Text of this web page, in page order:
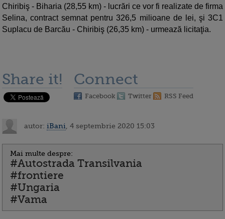
Chiribiş - Biharia (28,55 km) - lucrări ce vor fi realizate de firma
Selina, contract semnat pentru 326,5 milioane de lei, şi 3C1
Suplacu de Barcău - Chiribiş (26,35 km) - urmează licitaţia.
Share it! Connect
Facebook Twitter RSS Feed
autor: iBani , 4 septembrie 2020 15:03
Mai multe despre:
#Autostrada Transilvania
#frontiere
#Ungaria
#Vama